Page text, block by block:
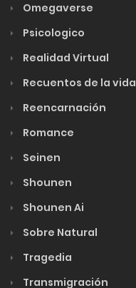
Omegaverse
Psicologico
Realidad Virtual
Recuentos de la vida
Reencarnación
Romance
Seinen
Shounen
Shounen Ai
Sobre Natural
Tragedia
Transmigración